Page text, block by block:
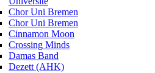
Chor Uni Bremen
Chor Uni Bremen
Cinnamon Moon
Crossing Minds
Damas Band
Dezett (AHK)